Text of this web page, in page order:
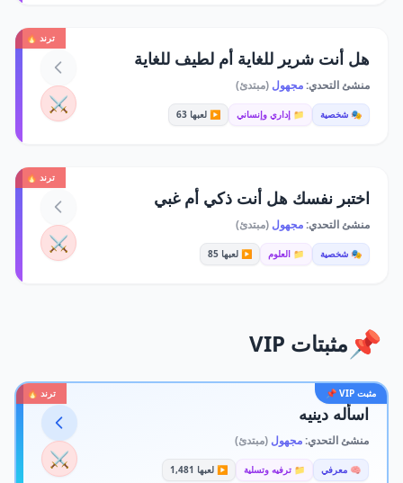
ترند 🔥
هل أنت شرير للغاية أم لطيف للغاية
منشئ التحدي:مجهول (مبتدئ)
🎭 شخصية 📁 إداري وإنساني ▶️ لعبها 63 ⚔️
ترند 🔥
اختبر نفسك هل أنت ذكي أم غبي
منشئ التحدي:مجهول (مبتدئ)
🎭 شخصية 📁 العلوم ▶️ لعبها 85 ⚔️
📌 مثبتات VIP
مثبت VIP 📌 ترند 🔥
اسأله دينيه
منشئ التحدي:مجهول (مبتدئ)
🧠 معرفي 📁 ترفيه وتسلية ▶️ لعبها 1,481 ⚔️